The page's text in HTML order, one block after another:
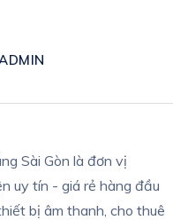
Sài Gòn là đơn vị
uy tín - giá rẻ hàng đầu
bị âm thanh, cho thuê